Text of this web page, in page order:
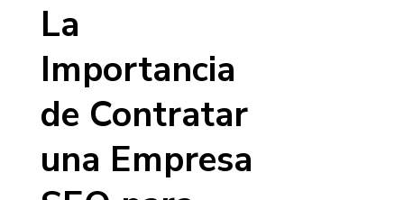
La
Importancia
de Contratar
una Empresa